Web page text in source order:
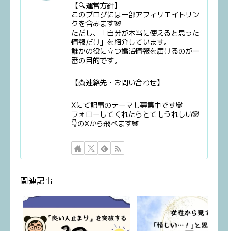
【🔍運営方針】
このブログには一部アフィリエイトリン
クを含みます🐼
ただし、「自分が本当に使えると思った
情報だけ」を紹介しています。
誰かの役に立つ婚活情報を届けるのが一
番の目的です。
【📩連絡先・お問い合わせ】
Xにて記事のテーマも募集中です🐼
フォローしてくれたらとてもうれしい🐼
👇のXから飛べます🐼
関連記事